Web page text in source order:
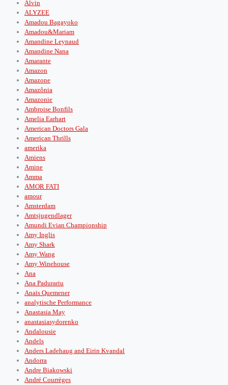
Alvin
ALYZEE
Amadou Bagayoko
Amadou&Mariam
Amandine Leynaud
Amandine Nana
Amarante
Amazon
Amazone
Amazônia
Amazonie
Ambroise Bonfils
Amelia Earhart
American Doctors Gala
American Thrills
amerika
Amiens
Amine
Amma
AMOR FATI
amour
Amsterdam
Amtsjugendlager
Amundi Evian Championship
Amy Inglis
Amy Shark
Amy Wang
Amy Winehouse
Ana
Ana Padurariu
Anaïs Quemener
analytische Performance
Anastasia May
anastasiasydorenko
Andalousie
Andels
Anders Ladehaug and Eirin Kvandal
Andorra
Andre Biakowski
André Courrèges